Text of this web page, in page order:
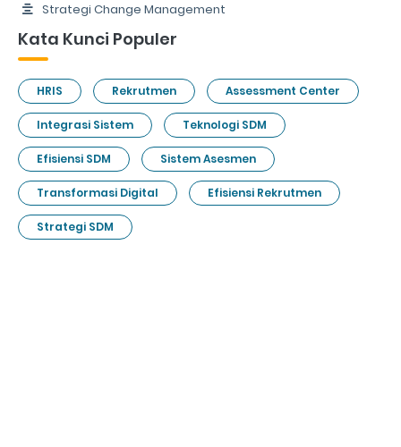
Strategi Change Management
Kata Kunci Populer
HRIS Rekrutmen Assessment Center
Integrasi Sistem Teknologi SDM
Efisiensi SDM Sistem Asesmen
Transformasi Digital Efisiensi Rekrutmen
Strategi SDM